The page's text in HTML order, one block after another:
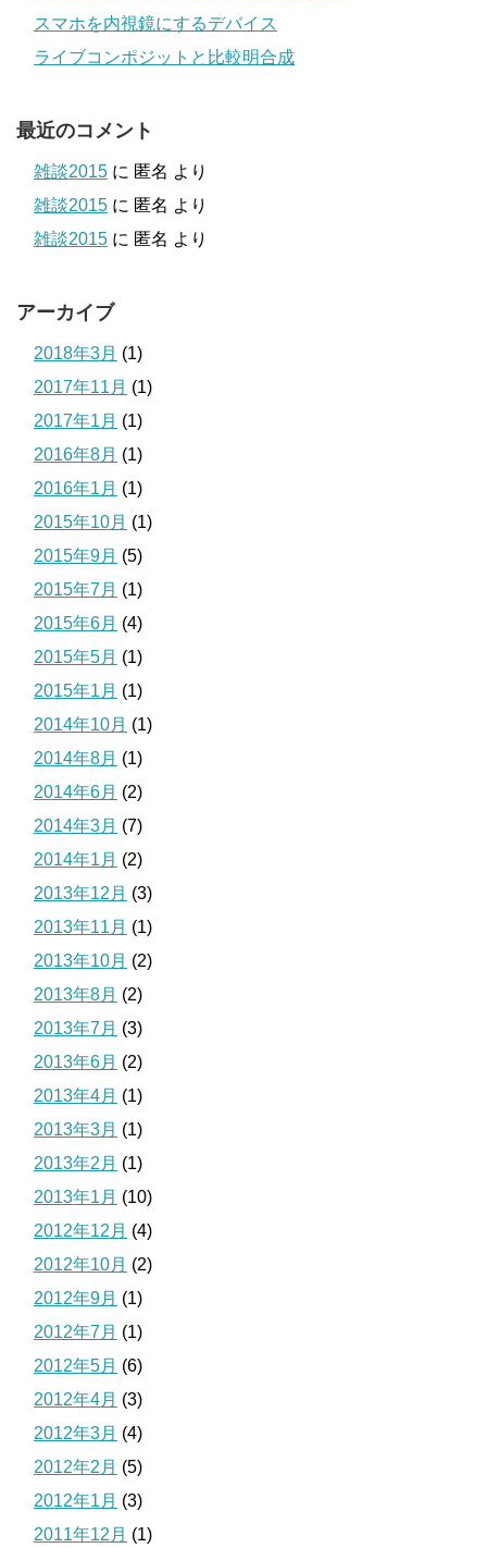
スマホを内視鏡にするデバイス
ライブコンポジットと比較明合成
最近のコメント
雑談2015 に 匿名 より
雑談2015 に 匿名 より
雑談2015 に 匿名 より
アーカイブ
2018年3月 (1)
2017年11月 (1)
2017年1月 (1)
2016年8月 (1)
2016年1月 (1)
2015年10月 (1)
2015年9月 (5)
2015年7月 (1)
2015年6月 (4)
2015年5月 (1)
2015年1月 (1)
2014年10月 (1)
2014年8月 (1)
2014年6月 (2)
2014年3月 (7)
2014年1月 (2)
2013年12月 (3)
2013年11月 (1)
2013年10月 (2)
2013年8月 (2)
2013年7月 (3)
2013年6月 (2)
2013年4月 (1)
2013年3月 (1)
2013年2月 (1)
2013年1月 (10)
2012年12月 (4)
2012年10月 (2)
2012年9月 (1)
2012年7月 (1)
2012年5月 (6)
2012年4月 (3)
2012年3月 (4)
2012年2月 (5)
2012年1月 (3)
2011年12月 (1)